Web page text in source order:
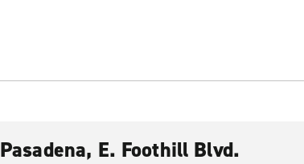
Pasadena, E. Foothill Blvd.